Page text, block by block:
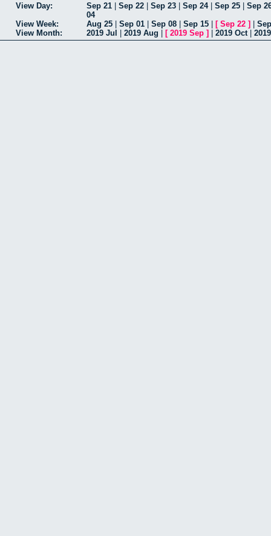
View Day: Sep 21 Sep 22 Sep 23 Sep 24| Sep 25
Sep
04
View Week:
Aug 25 Sep 01 Sep 08 Sep 15 [ Sep 22 ]
View Month:
2019 Jul 2019 Aug [ 2019 Sep ] 2019 Oct